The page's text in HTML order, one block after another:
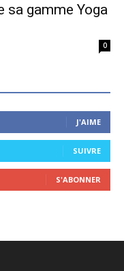
sa gamme Yoga
0
J'AIME
SUIVRE
S'ABONNER